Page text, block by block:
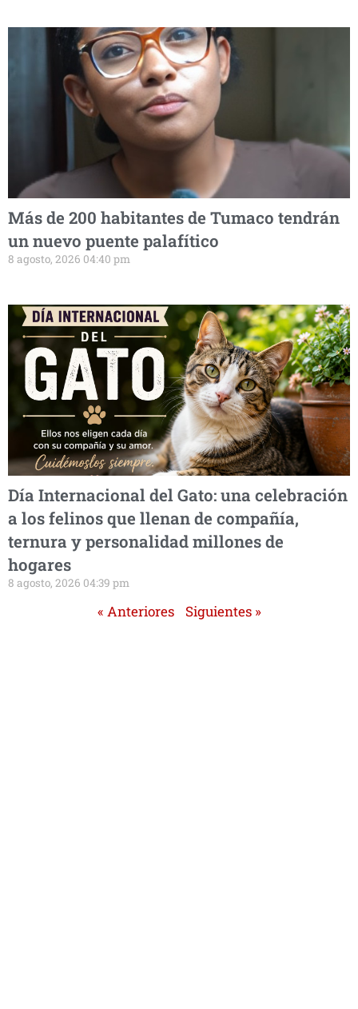
Más de 200 habitantes de Tumaco tendrán
un nuevo puente palafítico
8 agosto, 2026 04:40 pm
Día Internacional del Gato: una celebración
a los felinos que llenan de compañía,
ternura y personalidad millones de
hogares
8 agosto, 2026 04:39 pm
« Anteriores Siguientes »